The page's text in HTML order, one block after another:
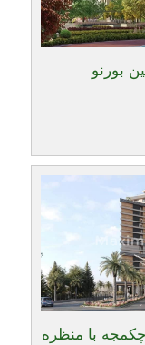
بورنو
با منظره